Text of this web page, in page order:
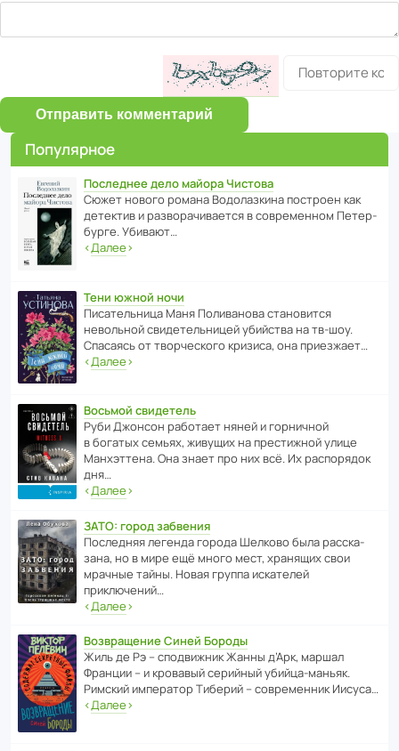
Отправить комментарий
Популярное
Последнее дело майора Чистова
Сюжет нового романа Водо­ла­з­кина пост­роен как
дете­ктив и разво­ра­чи­ва­ется в совре­менном Пете­р­
бурге. Убивают…
‹Далее›
Тени южной ночи
Писа­тель­ница Маня Поли­ва­нова стано­вится
невольной свиде­тель­ницей убийства на тв-шоу.
Спасаясь от твор­че­с­кого кризиса, она приезжает…
‹Далее›
Восьмой свидетель
Руби Джонсон рабо­тает няней и горни­чной
в богатых семьях, живущих на прес­ти­жной улице
Манх­эт­тена. Она знает про них всё. Их распо­рядок
дня…
‹Далее›
ЗАТО: город забвения
После­дняя легенда города Шелково была расска­
зана, но в мире ещё много мест, хранящих свои
мрачные тайны. Новая группа иска­телей
приключений…
‹Далее›
Возвращение Синей Бороды
Жиль де Рэ – спод­ви­жник Жанны д’Арк, маршал
Франции – и кровавый серийный убийца-маньяк.
Римский импе­ратор Тиберий – совре­менник Иисуса…
‹Далее›